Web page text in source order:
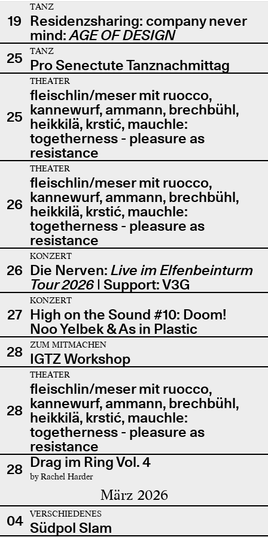
19
TANZ
Residenzsharing: company never
mind:AGE OF DESIGN
25
TANZ
Pro Senectute Tanznachmittag
25
THEATER
fleischlin/meser mit ruocco,
kannewurf, ammann, brechbühl,
heikkilä, krstić, mauchle:
togetherness - pleasure as
resistance
26
THEATER
fleischlin/meser mit ruocco,
kannewurf, ammann, brechbühl,
heikkilä, krstić, mauchle:
togetherness - pleasure as
resistance
26
KONZERT
Die Nerven: Live im Elfenbeinturm
Tour 2026| Support: V3G
27
KONZERT
High on the Sound #10: Doom!
Noo Yelbek & As in Plastic
28
ZUM MITMACHEN
IGTZ Workshop
28
THEATER
fleischlin/meser mit ruocco,
kannewurf, ammann, brechbühl,
heikkilä, krstić, mauchle:
togetherness - pleasure as
resistance
28 Drag im Ring Vol. 4
by Rachel Harder
März 2026
04 VERSCHIEDENES
Südpol Slam